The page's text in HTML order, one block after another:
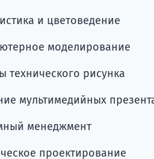
и цветоведение
моделирование
технического рисунка
мультимедийных
менеджмент
проектирование